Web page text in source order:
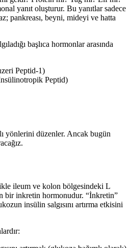
yanıt oluşturur. Bu yanıtlar sadece
pankreası, beyni, mideyi ve hatta
başlıca hormonlar arasında
Peptid-1)
Peptid)
yönlerini düzenler. Ancak bugün
ileum ve kolon bölgesindeki L
bir inkretin hormonudur. “İnkretin”
insülin salgısını artırma etkisini